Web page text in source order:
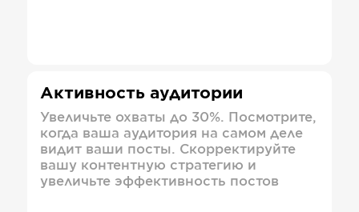
Активность аудитории
Увеличьте охваты до 30%. Посмотрите,
когда ваша аудитория на самом деле
видит ваши посты. Скорректируйте
вашу контентную стратегию и
увеличьте эффективность постов